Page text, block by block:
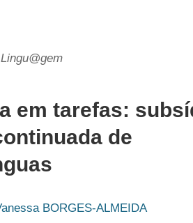
em tarefas:
de
BORGES-ALMEIDA